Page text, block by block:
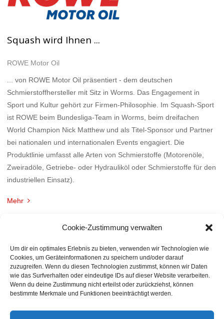
Cookie-Zustimmung verwalten
Um dir ein optimales Erlebnis zu bieten, verwenden wir Technologien wie
Cookies, um Geräteinformationen zu speichern und/oder darauf
zuzugreifen. Wenn du diesen Technologien zustimmst, können wir Daten
wie das Surfverhalten oder eindeutige IDs auf dieser Website verarbeiten.
Wenn du deine Zustimmung nicht erteilst oder zurückziehst, können
bestimmte Merkmale und Funktionen beeinträchtigt werden.
Squash wird Ihnen ...
ROWE Motor Oil
... von ROWE Motor Oil präsentiert - dem deutschen
Schmierstoffhersteller mit Sitz in Worms. Das Engagement in
Sport und Kultur gehört zur Firmen-Philosophie. Im Squash-Sport
ist ROWE beim Bundesliga-Team in Worms, beim dreifachen
World Champion Nick Matthew und als Titel-Sponsor und Partner
bei nationalen und internationalen Events engagiert. Die
Produktlinie umfasst alle Arten von Schmierstoffe (Motorenöle,
Zweiradöle, Getriebe- oder Hydrauliköl oder Schmierstoffe für den
industriellen Einsatz).
Mehr
BACK TO TOP